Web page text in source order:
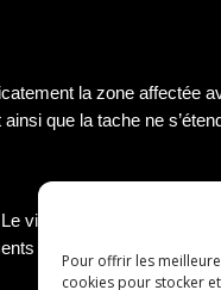
Pour offrir les
cookies pour stocker
la zone affectée
que la tache ne
vinaigre blanc est un
dans le tissu, facilitant